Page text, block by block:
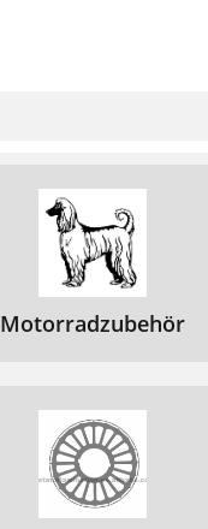
Motorradzubehör